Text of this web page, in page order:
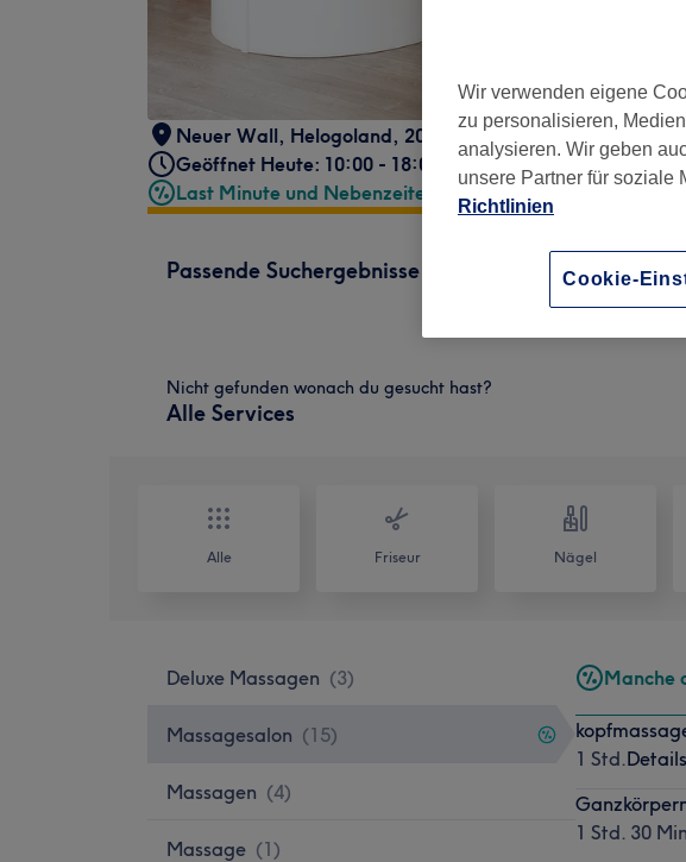
Neuer Wall, Helogoland, 20354
Geöffnet Heute: 10:00 - 18:00
Last Minute und Nebenzeiten
Passende Suchergebnisse
Nicht gefunden wonach du gesucht hast?
Alle Services
Alle Friseur Nägel
Deluxe Massagen (3)
Massagesalon (15)
Massagen (4)
Massage (1)
Manche
1 Std.
1 Std. 30
Wir verwenden eigene
zu personalisieren,
analysieren. Wir geben
unsere Partner für soziale
Richtlinien
Cookie-